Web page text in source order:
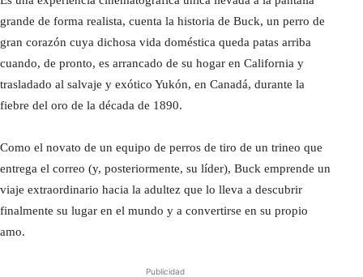
grande de forma realista, cuenta la historia de Buck, un perro de
gran corazón cuya dichosa vida doméstica queda patas arriba
cuando, de pronto, es arrancado de su hogar en California y
trasladado al salvaje y exótico Yukón, en Canadá, durante la
fiebre del oro de la década de 1890.
Como el novato de un equipo de perros de tiro de un trineo que
entrega el correo (y, posteriormente, su líder), Buck emprende un
viaje extraordinario hacia la adultez que lo lleva a descubrir
finalmente su lugar en el mundo y a convertirse en su propio
amo.
Publicidad